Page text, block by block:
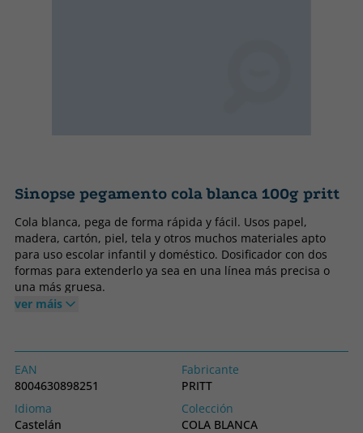
Sinopse pegamento cola blanca 100g pritt
Cola blanca, pega de forma rápida y fácil. Usos papel,
madera, cartón, piel, tela y otros muchos materiales apto
para uso escolar infantil y doméstico. Dosificador con dos
formas para extenderlo ya sea en una línea más precisa o
una más gruesa.
ver máis
EAN
8004630898251
Fabricante
PRITT
Idioma
Castelán
Colección
COLA BLANCA